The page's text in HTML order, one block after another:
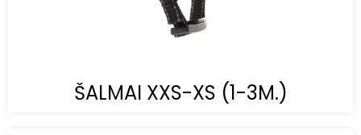
ŠALMAI XXS-XS (1-3M.)